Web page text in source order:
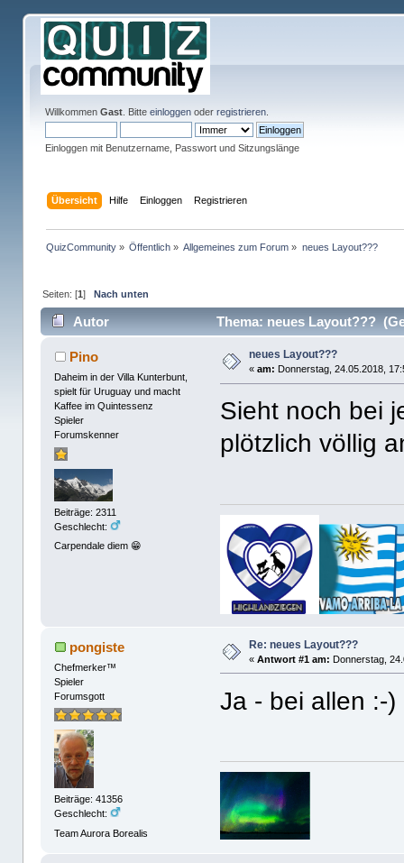
Willkommen Gast. Bitte einloggenoder registrieren.
Einloggen mit Benutzername, Passwort und Sitzungslänge
Übersicht Hilfe Einloggen Registrieren
QuizCommunity» Öffentlich » Allgemeines zum Forum » neues Layout???
Seiten: [1] Nach unten
Autor Thema: neues Layout???
Pino
Daheim in der Villa Kunterbunt,
spielt für Uruguay und macht
Kaffee im Quintessenz
Spieler
Forumskenner
Beiträge: 2311
Geschlecht:
Carpendale diem 😁
neues Layout???
«am: Donnerstag, 24.05.2018,
Sieht noch bei
plötzlich völlig
pongiste
Chefmerker™
Spieler
Forumsgott
Beiträge: 41356
Geschlecht:
Team Aurora Borealis
Re: neues Layout???
«Antwort #1 am: Donnerstag,
Ja - bei allen :-)